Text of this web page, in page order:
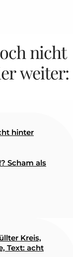
nicht
weiter:
Scham als